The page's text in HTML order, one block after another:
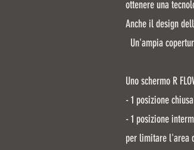
ottenere una
Anche il design
Un'ampia
Uno schermo R
- 1 posizione
- 1 posizione
per limitare l'area